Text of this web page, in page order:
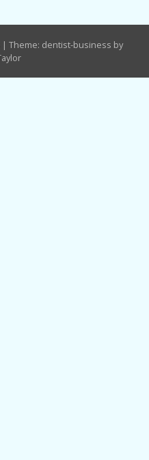
| Theme: dentist-business by